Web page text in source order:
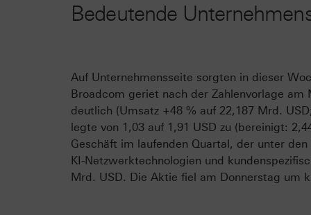
Bedeutende
Auf Unternehmensseite sorgten in dieser
Broadcom geriet nach der Zahlenvorlage
deutlich (Umsatz +48 % auf 22,187 Mrd.
legte von 1,03 auf 1,91 USD zu (bereinigt:
Geschäft im laufenden Quartal, der unter
KI-Netzwerktechnologien und
Mrd. USD. Die Aktie fiel am Donnerstag um